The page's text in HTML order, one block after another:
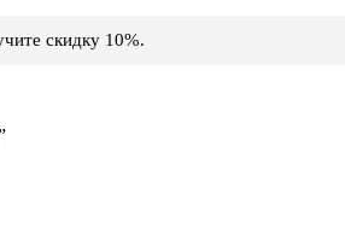
скидку 10%.